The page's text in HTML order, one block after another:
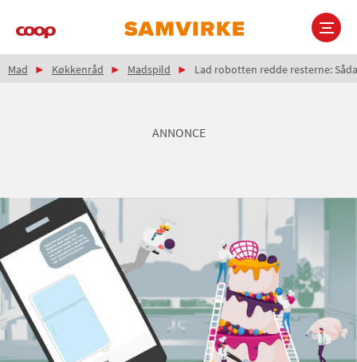
Main
Brødkrumme
Mad Køkkenråd Madspild Lad robotten redde resterne:
ANNONCE